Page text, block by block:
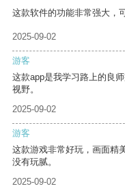
这款软件的功能非常强大，
2025-09-02
游客
这款app是我学习路上的良
视野。
2025-09-02
游客
这款游戏非常好玩，画面精
没有玩腻。
2025-09-02